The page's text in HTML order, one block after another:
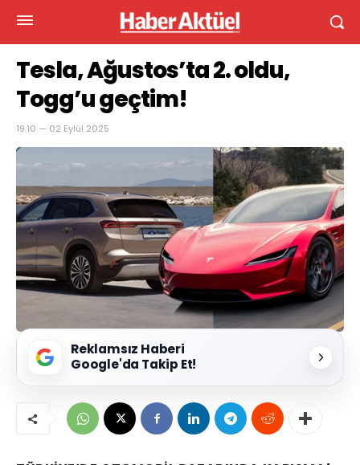
Tesla, Ağustos’ta 2. oldu,
Togg’u geçtim!
19:10 — 02 Eylül 2025
Reklamsız Haberi
Google'da Takip Et!